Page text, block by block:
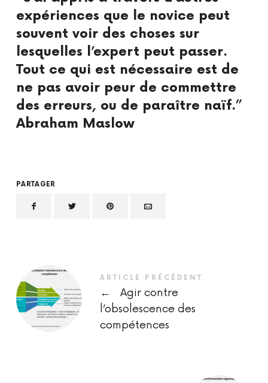
expériences que le novice peut
souvent voir des choses sur
lesquelles l’expert peut passer.
Tout ce qui est nécessaire est de
ne pas avoir peur de commettre
des erreurs, ou de paraître naïf.”
Abraham Maslow
PARTAGER
ARTICLE PRÉCÉDENT
←
Agir contre
l’obsolescence des
compétences